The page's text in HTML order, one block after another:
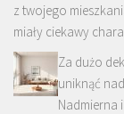
z twojego
miały ciekawy
Za dużo
uniknąć
Nadmierna